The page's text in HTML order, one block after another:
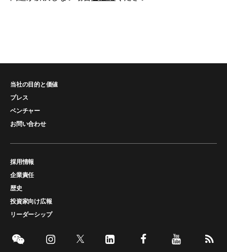
当社の目的と価値
プレス
ベンチャー
お問い合わせ
採用情報
企業責任
歴史
投資家向け広報
リーダーシップ